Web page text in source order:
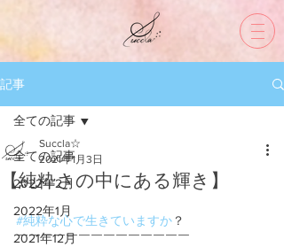
記事
全ての記事
2022年2月
2022年1月
2021年12月
全ての記事
【純粋さの中にある輝き】
Succla☆
2021年1月3日
#純粋な心で生きていますか ？
￣￣￣￣￣￣￣￣￣￣￣￣￣￣